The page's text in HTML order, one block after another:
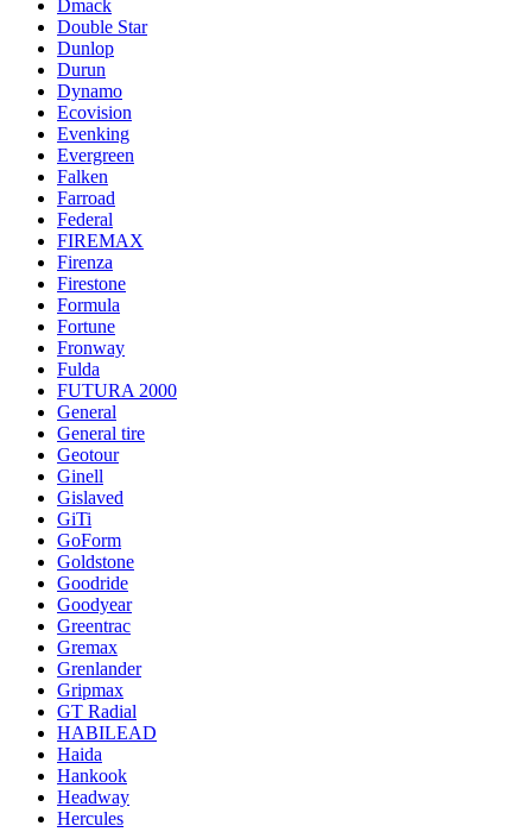
Dmack
Double Star
Dunlop
Durun
Dynamo
Ecovision
Evenking
Evergreen
Falken
Farroad
Federal
FIREMAX
Firenza
Firestone
Formula
Fortune
Fronway
Fulda
FUTURA 2000
General
General tire
Geotour
Ginell
Gislaved
GiTi
GoForm
Goldstone
Goodride
Goodyear
Greentrac
Gremax
Grenlander
Gripmax
GT Radial
HABILEAD
Haida
Hankook
Headway
Hercules